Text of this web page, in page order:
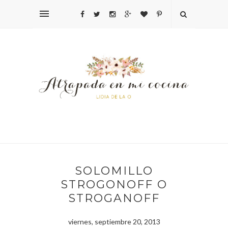
SOLOMILLO
STROGONOFF O
STROGANOFF
viernes, septiembre 20, 2013